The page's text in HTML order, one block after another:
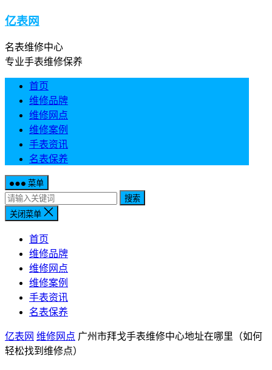
亿表网
名表维修中心
专业手表维修保养
首页
维修品牌
维修网点
维修案例
手表资讯
名表保养
菜单
搜索
关闭菜单
首页
维修品牌
维修网点
维修案例
手表资讯
名表保养
亿表网 维修网点 广州市拜戈手表维修中心地址在哪里（如何
轻松找到维修点）